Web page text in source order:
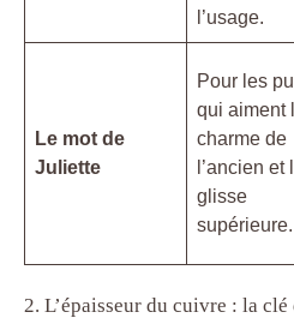
l’usage.
Le mot de
Juliette
Pour les
qui aiment
charme de
l’ancien et
glisse
supérieure.
2. L’épaisseur du cuivre : la